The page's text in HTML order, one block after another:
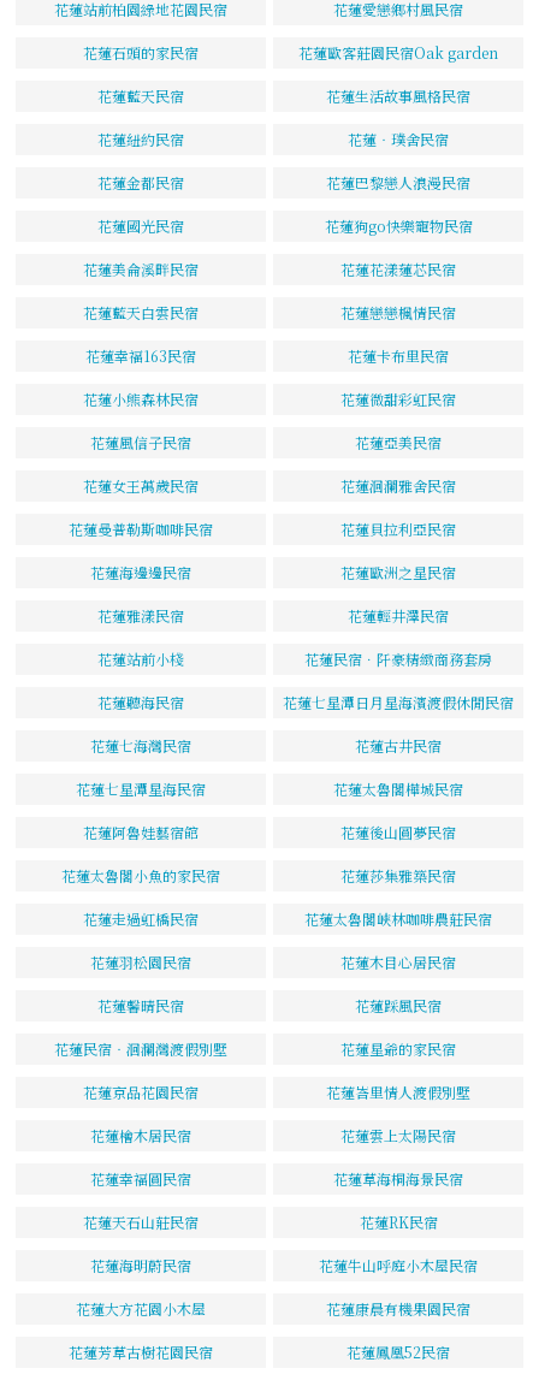
花蓮站前柏園綠地花園民宿 花蓮愛戀鄉村風民宿
花蓮石頭的家民宿 花蓮歐客莊園民宿Oak garden
花蓮藍天民宿 花蓮生活故事風格民宿
花蓮紐約民宿 花蓮‧璞舍民宿
花蓮金都民宿 花蓮巴黎戀人浪漫民宿
花蓮國光民宿 花蓮狗go快樂寵物民宿
花蓮美侖溪畔民宿 花蓮花漾蓮芯民宿
花蓮藍天白雲民宿 花蓮戀戀楓情民宿
花蓮幸福163民宿 花蓮卡布里民宿
花蓮小熊森林民宿 花蓮微甜彩虹民宿
花蓮風信子民宿 花蓮亞美民宿
花蓮女王萬歲民宿 花蓮洄瀾雅舍民宿
花蓮曼普勒斯咖啡民宿 花蓮貝拉利亞民宿
花蓮海邊邊民宿 花蓮歐洲之星民宿
花蓮雅漾民宿 花蓮輕井澤民宿
花蓮站前小棧 花蓮民宿．阡豪精緻商務套房
花蓮聽海民宿 花蓮七星潭日月星海濱渡假休閒民宿
花蓮七海灣民宿 花蓮古井民宿
花蓮七星潭星海民宿 花蓮太魯閣樺城民宿
花蓮阿魯娃藝宿館 花蓮後山圓夢民宿
花蓮太魯閣小魚的家民宿 花蓮莎集雅築民宿
花蓮走過虹橋民宿 花蓮太魯閣峽林咖啡農莊民宿
花蓮羽松園民宿 花蓮木目心居民宿
花蓮馨晴民宿 花蓮踩風民宿
花蓮民宿‧洄瀾灣渡假別墅 花蓮星爺的家民宿
花蓮京品花園民宿 花蓮峇里情人渡假別墅
花蓮檜木居民宿 花蓮雲上太陽民宿
花蓮幸福圓民宿 花蓮草海桐海景民宿
花蓮天石山莊民宿 花蓮RK民宿
花蓮海明蔚民宿 花蓮牛山呼庭小木屋民宿
花蓮大方花園小木屋 花蓮康晨有機果園民宿
花蓮芳草古樹花園民宿 花蓮鳳凰52民宿